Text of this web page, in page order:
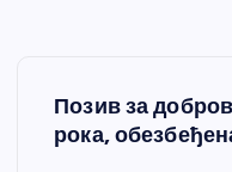
Позив за
рока,